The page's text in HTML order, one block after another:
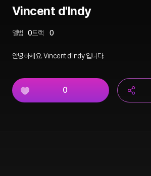
Vincent d'Indy
앨범 0트랙 0
안녕하세요. Vincent d'Indy 입니다.
0